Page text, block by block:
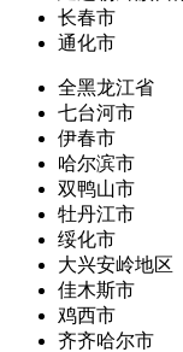
长春市
通化市
全黑龙江省
七台河市
伊春市
哈尔滨市
双鸭山市
牡丹江市
绥化市
大兴安岭地区
佳木斯市
鸡西市
齐齐哈尔市